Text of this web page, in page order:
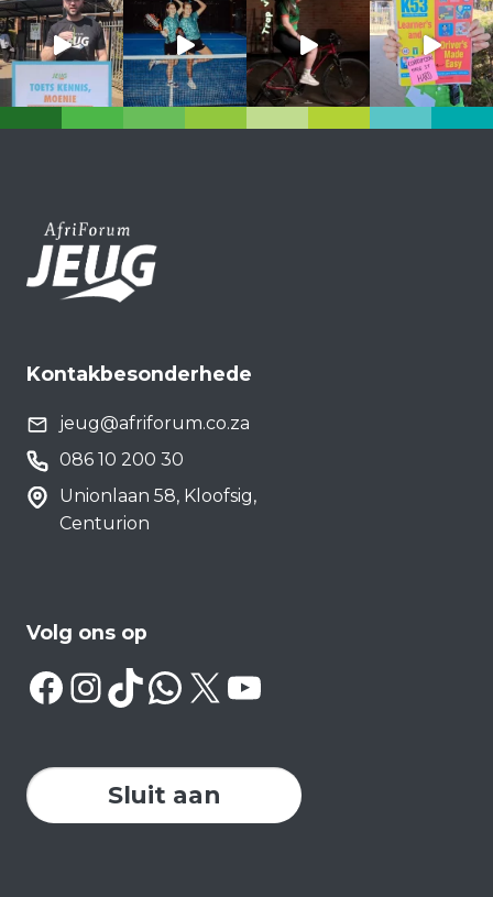
Kontakbesonderhede
jeug@afriforum.co.za
086 10 200 30
Unionlaan 58, Kloofsig,
Centurion
Volg ons op
Facebook
Instagram
TikTok
WhatsApp
X YouTube
Sluit aan